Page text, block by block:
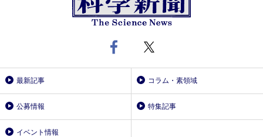
最新記事 コラム・素領域
公募情報 特集記事
イベント情報